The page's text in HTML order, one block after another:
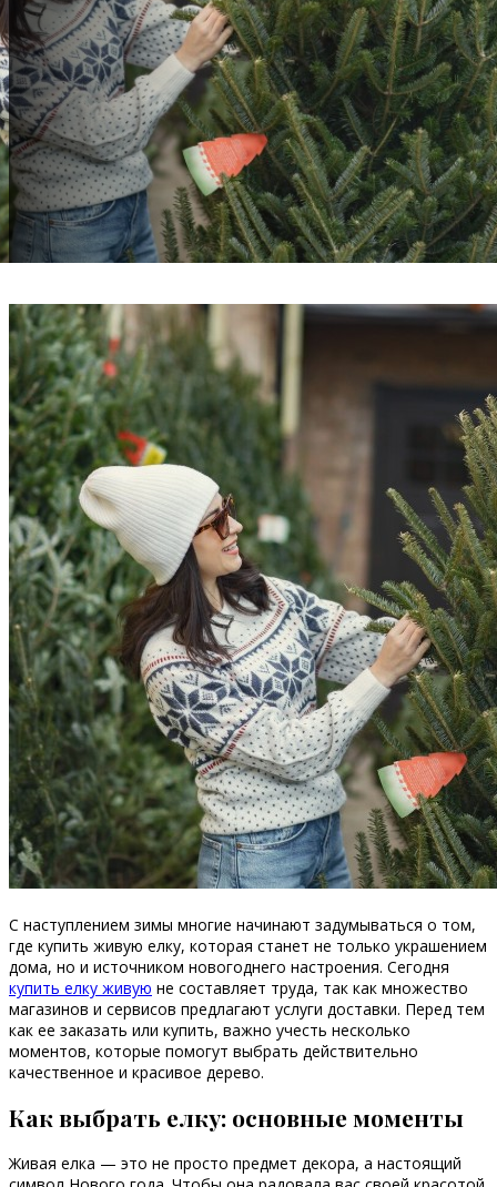
С наступлением зимы многие начинают задумываться о том,
где купить живую елку, которая станет не только украшением
дома, но и источником новогоднего настроения. Сегодня
купить елку живую не составляет труда, так как множество
магазинов и сервисов предлагают услуги доставки. Перед тем
как ее заказать или купить, важно учесть несколько
моментов, которые помогут выбрать действительно
качественное и красивое дерево.
Как выбрать елку: основные моменты
Живая елка — это не просто предмет декора, а настоящий